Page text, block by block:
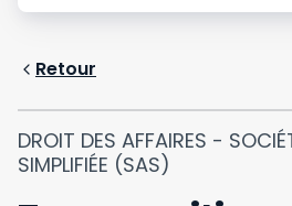
Retour
DROIT DES AFFAIRES -
SIMPLIFIÉE (SAS)